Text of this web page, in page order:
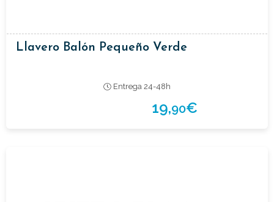
Llavero Balón Pequeño Verde
Entrega 24-48h
19,90€